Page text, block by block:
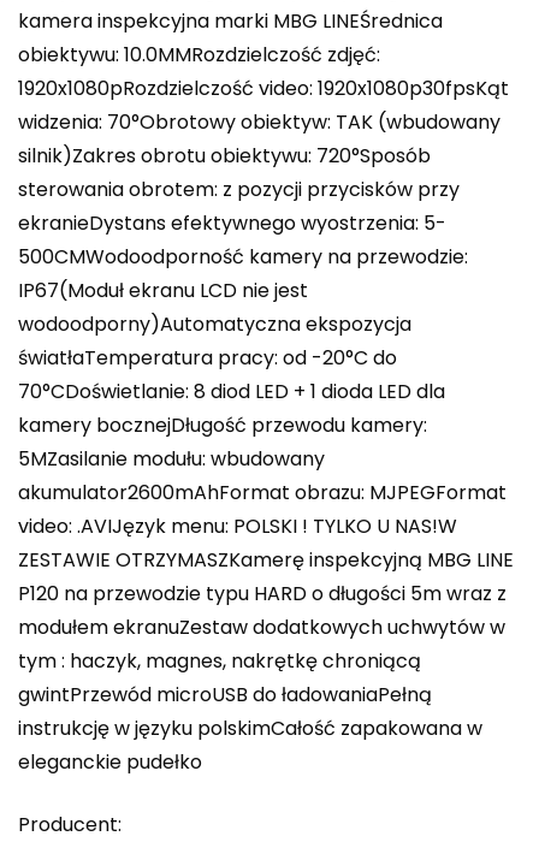
kamera inspekcyjna marki MBG LINEŚrednica
obiektywu: 10.0MMRozdzielczość zdjęć:
1920x1080pRozdzielczość video: 1920x1080p30fpsKąt
widzenia: 70°Obrotowy obiektyw: TAK (wbudowany
silnik)Zakres obrotu obiektywu: 720°Sposób
sterowania obrotem: z pozycji przycisków przy
ekranieDystans efektywnego wyostrzenia: 5-
500CMWodoodporność kamery na przewodzie:
IP67(Moduł ekranu LCD nie jest
wodoodporny)Automatyczna ekspozycja
światłaTemperatura pracy: od -20°C do
70°CDoświetlanie: 8 diod LED + 1 dioda LED dla
kamery bocznejDługość przewodu kamery:
5MZasilanie modułu: wbudowany
akumulator2600mAhFormat obrazu: MJPEGFormat
video: .AVIJęzyk menu: POLSKI ! TYLKO U NAS!W
ZESTAWIE OTRZYMASZKamerę inspekcyjną MBG LINE
P120 na przewodzie typu HARD o długości 5m wraz z
modułem ekranuZestaw dodatkowych uchwytów w
tym : haczyk, magnes, nakrętkę chroniącą
gwintPrzewód microUSB do ładowaniaPełną
instrukcję w języku polskimCałość zapakowana w
eleganckie pudełko
Producent: